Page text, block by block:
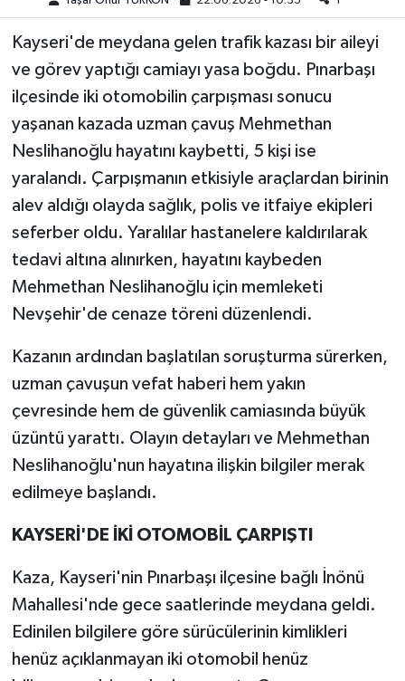
Kayseri'de meydana gelen trafik kazası bir aileyi
ve görev yaptığı camiayı yasa boğdu. Pınarbaşı
ilçesinde iki otomobilin çarpışması sonucu
yaşanan kazada uzman çavuş Mehmethan
Neslihanoğlu hayatını kaybetti, 5 kişi ise
yaralandı. Çarpışmanın etkisiyle araçlardan birinin
alev aldığı olayda sağlık, polis ve itfaiye ekipleri
seferber oldu. Yaralılar hastanelere kaldırılarak
tedavi altına alınırken, hayatını kaybeden
Mehmethan Neslihanoğlu için memleketi
Nevşehir'de cenaze töreni düzenlendi.
Kazanın ardından başlatılan soruşturma sürerken,
uzman çavuşun vefat haberi hem yakın
çevresinde hem de güvenlik camiasında büyük
üzüntü yarattı. Olayın detayları ve Mehmethan
Neslihanoğlu'nun hayatına ilişkin bilgiler merak
edilmeye başlandı.
KAYSERİ'DE İKİ OTOMOBİL ÇARPIŞTI
Kaza, Kayseri'nin Pınarbaşı ilçesine bağlı İnönü
Mahallesi'nde gece saatlerinde meydana geldi.
Edinilen bilgilere göre sürücülerinin kimlikleri
henüz açıklanmayan iki otomobil henüz
SürManşet
Teknoloji
Yaşam
KAHRAMANMARAŞ